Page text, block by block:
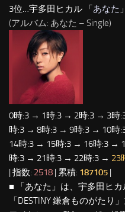
3位…宇多田ヒカル 「 あなた 」
(アルバム: あなた – Single)
0時:3 → 1時:3 → 2時:3 → 3
時:3 → 8時:3 → 9時:3 → 10時
14時:3 → 15時:3 → 16時:3 →
時:3 → 21時:3 → 22時:3 → 23
| 指数: 2518 | 累積: 187105
■ 「あなた」は、宇多田ヒ
「DESTINY 鎌倉ものがたり